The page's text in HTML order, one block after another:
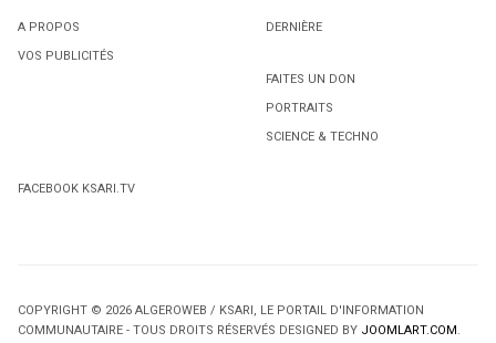
Table ronde sur l’assurance voyage au Canada
Disparition de la comédienne Doudja Abdoun : Le
4
L'octroi accidentel du Gant Court.
L'octroi accidentel du Gant Court.
A PROPOS
VOS PUBLICITÉS
DERNIÈRE
FAITES UN DON
PORTRAITS
SCIENCE & TECHNO
FACEBOOK KSARI.TV
COPYRIGHT © 2026 ALGEROWEB / KSARI, LE PORTAIL D'INFORMATION
COMMUNAUTAIRE - TOUS DROITS RÉSERVÉS DESIGNED BY JOOMLART.COM.